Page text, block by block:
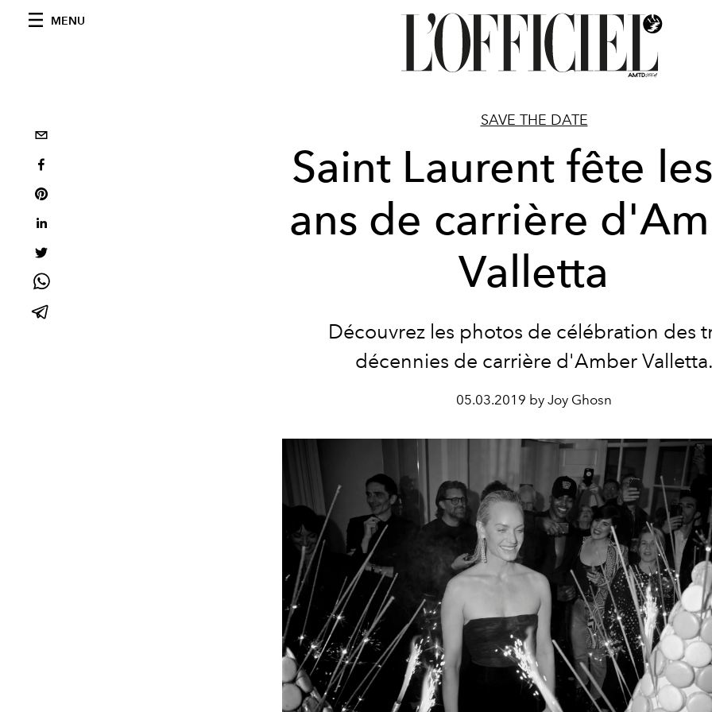
MENU
SAVE THE DATE
Saint Laurent fête
ans de carrière
Valletta
Découvrez les photos de célébration des
décennies de carrière d'Amber
05.03.2019 by Joy Ghosn